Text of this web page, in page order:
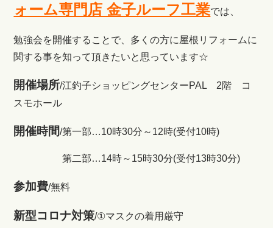
ォーム専門店 金子ルーフ工業では、
勉強会を開催することで、多くの方に屋根リフォームに
関する事を知って頂きたいと思っています☆
開催場所/江釣子ショッピングセンターPAL 2階 コ
スモホール
開催時間/第一部…10時30分～12時(受付10時)
第二部…14時～15時30分(受付13時30分)
参加費/無料
新型コロナ対策/①マスクの着用厳守